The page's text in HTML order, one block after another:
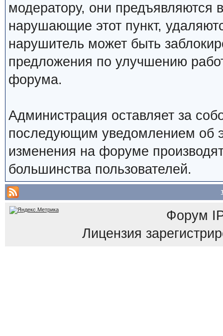
модератору, они
нарушающие этот пункт,
нарушитель может быть
предложения по улучшению
форума.
Администрация оставляет за
последующим уведомлением об
изменения на форуме
большинства пользователей.
Форум
Лицензия